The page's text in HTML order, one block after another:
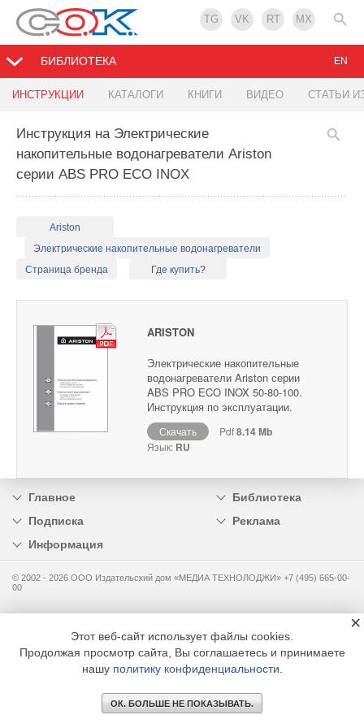
TG VK RT MX
БИБЛИОТЕКА
ИНСТРУКЦИИ КАТАЛОГИ КНИГИ ВИДЕО СТАТЬИ
EN
Инструкция на Электрические
накопительные водонагреватели Ariston
серии ABS PRO ECO INOX
Ariston
Электрические накопительные водонагреватели
Страница бренда
Где купить?
ARISTON
Электрические накопительные
водонагреватели Ariston серии
ABS PRO ECO INOX 50-80-100.
Инструкция по эксплуатации.
Скачать Pdf8.14 Mb
Язык: RU
Главное
Библиотека
Подписка
Реклама
Информация
© 2002 - 2026 OOO Издательский дом «МЕДИА ТЕХНОЛОДЖИ» +7 (495) 665-00-
00
Этот веб-сайт использует файлы cookies.
Продолжая просмотр сайта, Вы соглашаетесь и принимаете
нашу политику конфиденциальности
ОК. БОЛЬШЕ НЕ ПОКАЗЫВАТЬ.
×